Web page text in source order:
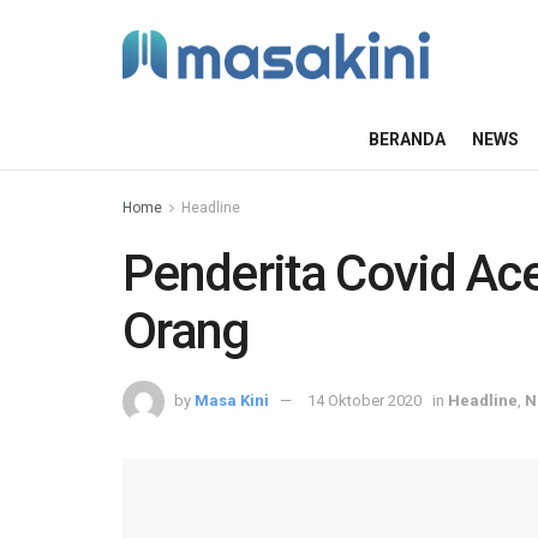
BERANDA NEWS
Home Headline
Penderita Covid
Orang
by Masa Kini 14 Oktober 2020 in Headline